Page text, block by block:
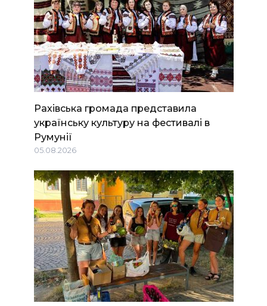
Рахівська громада представила
українську культуру на фестивалі в
Румунії
05.08.2026